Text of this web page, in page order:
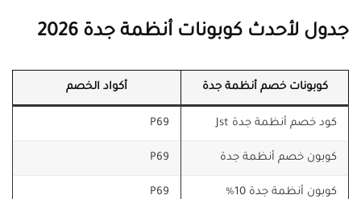
جدول لأحدث كوبونات أنظمة جدة 2026
كوبونات خصم أنظمة جدة أكواد الخصم
كود خصم أنظمة جدة Jst P69
كوبون خصم أنظمة جدة P69
كوبون أنظمة جدة 10% P69